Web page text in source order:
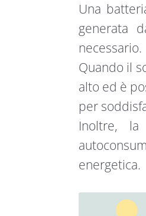
Una
generata
necessario.
Quando il
alto ed è
per
Inoltre,
energetica.